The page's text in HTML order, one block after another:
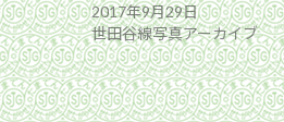
2017年9月29日
世田谷線写真アーカイブ